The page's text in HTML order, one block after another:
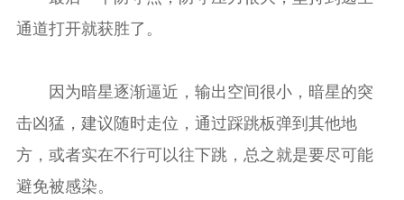
通道打开就获胜了。
因为暗星逐渐逼近，输出空间很小，暗星的突
击凶猛，建议随时走位，通过踩跳板弹到其他地
方，或者实在不行可以往下跳，总之就是要尽可能
避免被感染。